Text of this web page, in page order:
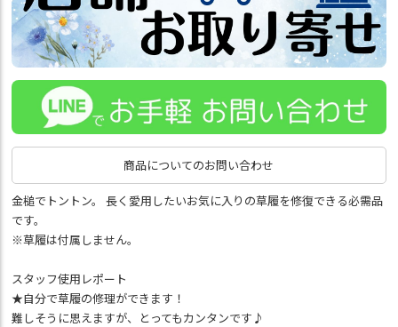
商品についてのお問い合わせ
金槌でトントン。 長く愛用したいお気に入りの草履を修復できる必需品
です。
※草履は付属しません。
スタッフ使用レポート
★自分で草履の修理ができます！
難しそうに思えますが、とってもカンタンです♪